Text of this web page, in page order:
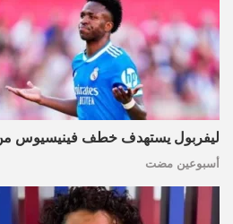
ليفربول يستهدف خطف فينيسيوس
أسبوعين مضت